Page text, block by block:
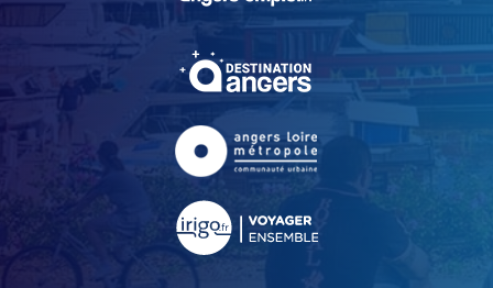
, Ouvre une nouvelle
, Ouvre une nouvelle